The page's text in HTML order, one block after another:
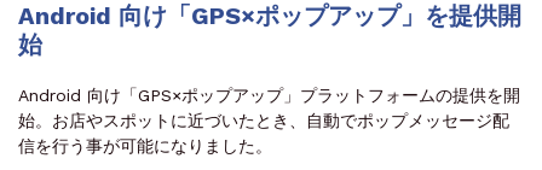
Android 向け「GPS×ポップアップ」を提供開
始
Android 向け「GPS×ポップアップ」プラットフォームの提供を開
始。お店やスポットに近づいたとき、自動でポップメッセージ配
信を行う事が可能になりました。